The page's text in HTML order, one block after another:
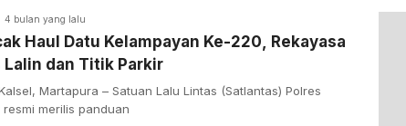
4 bulan yang lalu
Haul Datu Kelampayan Ke-220, Rekayasa
Lalin dan Titik Parkir
Martapura – Satuan Lalu Lintas (Satlantas) Polres
resmi merilis panduan